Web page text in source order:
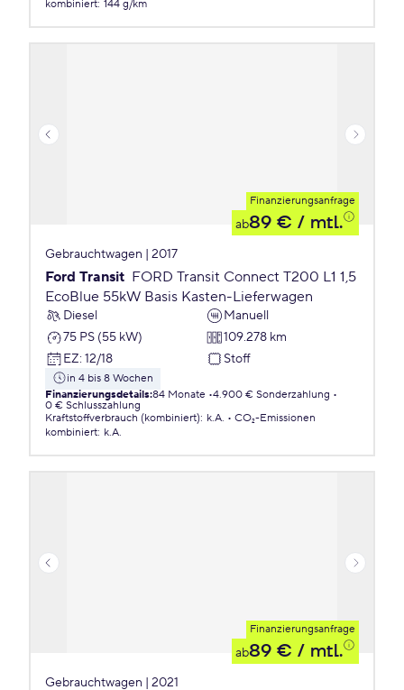
kombiniert: 144 g/km
Finanzierungsanfrage
ab89 € / mtl.
Gebrauchtwagen | 2017
Ford Transit FORD Transit Connect T200 L1 1,5
EcoBlue 55kW Basis Kasten-Lieferwagen
Diesel
Manuell
75 PS (55 kW)
109.278 km
EZ: 12/18 Stoff
in 4 bis 8 Wochen
Finanzierungsdetails:84 Monate 4.900 € Sonderzahlung
0 € Schlusszahlung
Kraftstoffverbrauch (kombiniert): k.A.
CO₂-Emissionen
kombiniert: k.A.
Finanzierungsanfrage
ab89 € / mtl.
Gebrauchtwagen | 2021